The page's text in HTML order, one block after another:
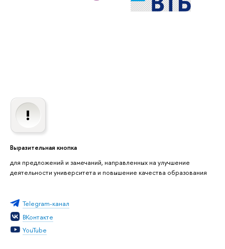
Выразительная кнопка
для предложений и замечаний, направленных на улучшение
деятельности университета и повышение качества образования
Telegram-канал
ВКонтакте
YouTube